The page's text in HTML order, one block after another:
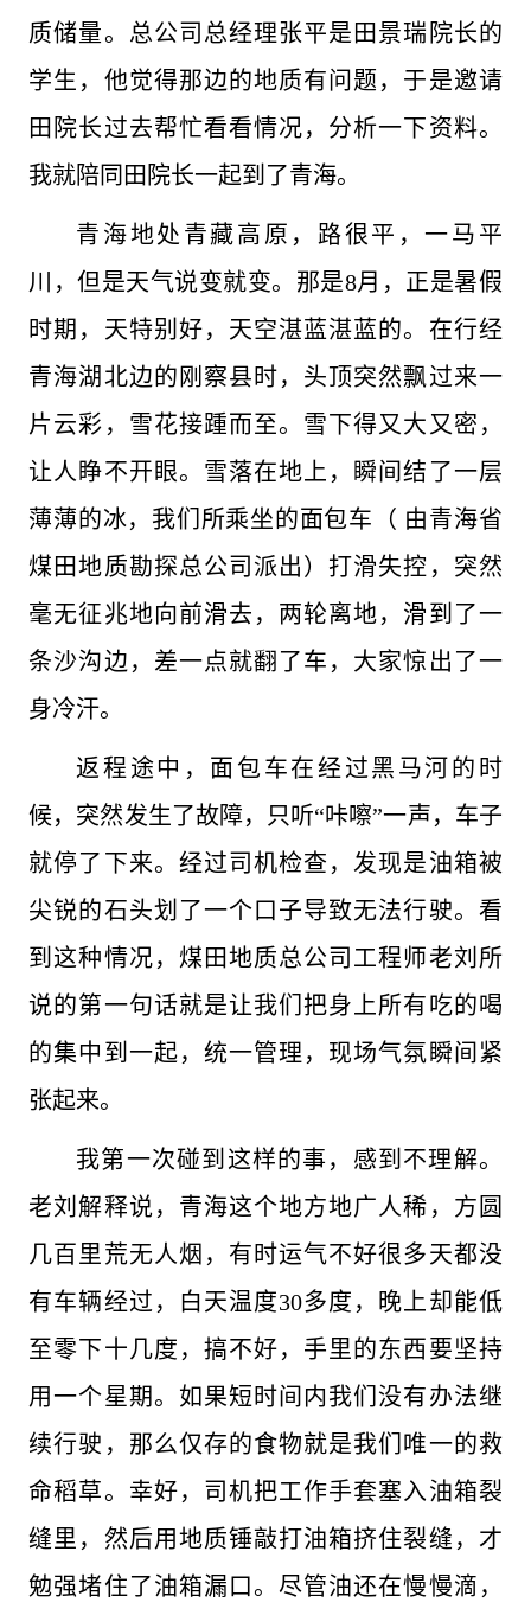
质储量。总公司总经理张平是田景瑞院长的
学生，他觉得那边的地质有问题，于是邀请
田院长过去帮忙看看情况，分析一下资料。
我就陪同田院长一起到了青海。
青海地处青藏高原，路很平，一马平
川，但是天气说变就变。那是8月，正是暑假
时期，天特别好，天空湛蓝湛蓝的。在行经
青海湖北边的刚察县时，头顶突然飘过来一
片云彩，雪花接踵而至。雪下得又大又密，
让人睁不开眼。雪落在地上，瞬间结了一层
薄薄的冰，我们所乘坐的面包车（ 由青海省
煤田地质勘探总公司派出）打滑失控，突然
毫无征兆地向前滑去，两轮离地，滑到了一
条沙沟边，差一点就翻了车，大家惊出了一
身冷汗。
返程途中，面包车在经过黑马河的时
候，突然发生了故障，只听“咔嚓”一声，车子
就停了下来。经过司机检查，发现是油箱被
尖锐的石头划了一个口子导致无法行驶。看
到这种情况，煤田地质总公司工程师老刘所
说的第一句话就是让我们把身上所有吃的喝
的集中到一起，统一管理，现场气氛瞬间紧
张起来。
我第一次碰到这样的事，感到不理解。
老刘解释说，青海这个地方地广人稀，方圆
几百里荒无人烟，有时运气不好很多天都没
有车辆经过，白天温度30多度，晚上却能低
至零下十几度，搞不好，手里的东西要坚持
用一个星期。如果短时间内我们没有办法继
续行驶，那么仅存的食物就是我们唯一的救
命稻草。幸好，司机把工作手套塞入油箱裂
缝里，然后用地质锤敲打油箱挤住裂缝，才
勉强堵住了油箱漏口。尽管油还在慢慢滴，